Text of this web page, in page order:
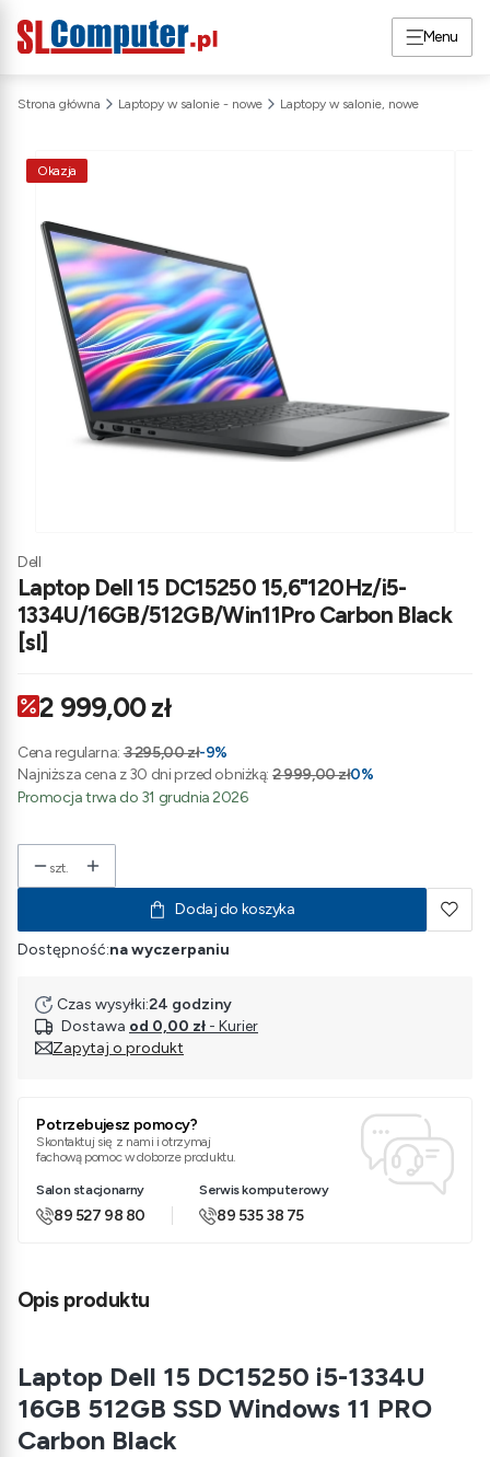
Menu
Strona główna Laptopy w salonie - nowe Laptopy w salonie, nowe
Okazja
Dell
Laptop Dell 15 DC15250 15,6"120Hz/i5-
1334U/16GB/512GB/Win11Pro Carbon Black
[sl]
2 999,00 zł
Cena regularna: 3 295,00 zł-9%
Najniższa cena z 30 dni przed obniżką: 2 999,00 zł0%
Promocja trwa do 31 grudnia 2026
szt.
Dodaj do koszyka
Dostępność:na wyczerpaniu
Czas wysyłki:24 godziny
Dostawa od 0,00 zł - Kurier
Zapytaj o produkt
Potrzebujesz pomocy?
Skontaktuj się z nami i otrzymaj
fachową pomoc w doborze produktu.
Salon stacjonarny
89 527 98 80
Serwis komputerowy
89 535 38 75
Opis produktu
Laptop Dell 15 DC15250 i5-1334U
16GB 512GB SSD Windows 11 PRO
Carbon Black